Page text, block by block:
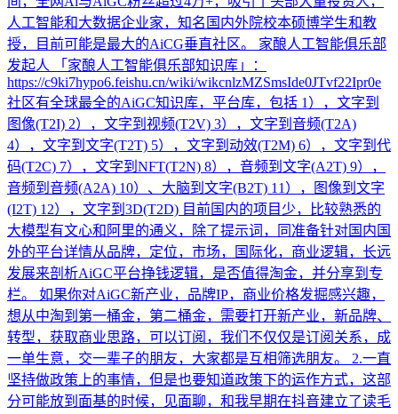
人工智能和大数据企业家，知名国内外院校本硕博学生和教
授，目前可能是最大的AiCG垂直社区。 家酿人工智能俱乐部
发起人 「家酿人工智能俱乐部知识库」：
https://c9ki7hypo6.feishu.cn/wiki/wikcnlzMZSmsIde0JTvf22Ipr0e
社区有全球最全的AiGC知识库，平台库，包括 1），文字到
图像(T2I) 2），文字到视频(T2V) 3），文字到音频(T2A)
4），文字到文字(T2T) 5），文字到动效(T2M) 6），文字到代
码(T2C) 7），文字到NFT(T2N) 8），音频到文字(A2T) 9），
音频到音频(A2A) 10）、大脑到文字(B2T) 11），图像到文字
(I2T) 12），文字到3D(T2D) 目前国内的项目少，比较熟悉的
大模型有文心和阿里的通义，除了提示词，同准备针对国内国
外的平台详情从品牌，定位，市场，国际化，商业逻辑，长远
发展来剖析AiGC平台挣钱逻辑，是否值得淘金，并分享到专
栏。 如果你对AiGC新产业，品牌IP，商业价格发掘感兴趣，
想从中淘到第一桶金，第二桶金，需要打开新产业，新品牌、
转型，获取商业思路，可以订阅，我们不仅仅是订阅关系，成
一单生意，交一辈子的朋友，大家都是互相筛选朋友。 2.一直
坚持做政策上的事情，但是也要知道政策下的运作方式，这部
分可能放到面基的时候，见面聊，和我早期在抖音建立了读毛